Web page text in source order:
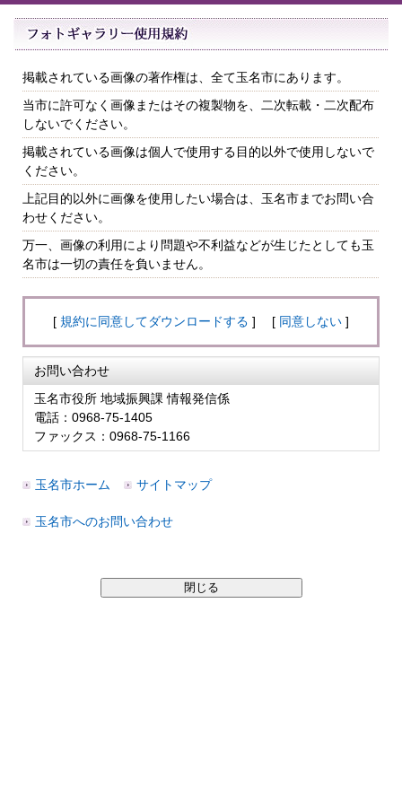
掲載されている画像の著作権は、全て玉名市にあります。
当市に許可なく画像またはその複製物を、二次転載・二次配布
しないでください。
掲載されている画像は個人で使用する目的以外で使用しないで
ください。
上記目的以外に画像を使用したい場合は、玉名市までお問い合
わせください。
万一、画像の利用により問題や不利益などが生じたとしても玉
名市は一切の責任を負いません。
[ 規約に同意してダウンロードする ] [ 同意しない ]
お問い合わせ
玉名市役所 地域振興課 情報発信係
電話：0968-75-1405
ファックス：0968-75-1166
玉名市ホーム サイトマップ
玉名市へのお問い合わせ